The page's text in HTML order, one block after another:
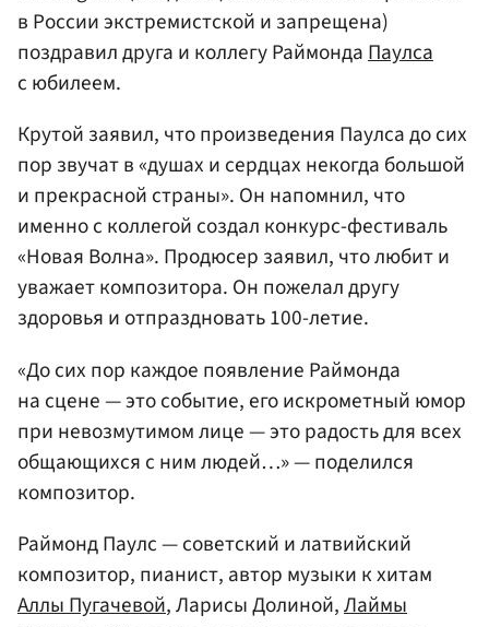
в России экстремистской и запрещена)
поздравил друга и коллегу РаймондаПаулса
с юбилеем.
Крутой заявил, что произведения Паулса до сих
пор звучат в «душах и сердцах некогда большой
и прекрасной страны». Он напомнил, что
именно с коллегой создал конкурс-фестиваль
«Новая Волна». Продюсер заявил, что любит и
уважает композитора. Он пожелал другу
здоровья и отпраздновать 100-летие.
«До сих пор каждое появление Раймонда
на сцене — это событие, его искрометный юмор
при невозмутимом лице — это радость для всех
общающихся с ним людей…» — поделился
композитор.
Раймонд Паулс — советский и латвийский
композитор, пианист, автор музыки к хитам
Аллы Пугачевой, Ларисы Долиной,Лаймы